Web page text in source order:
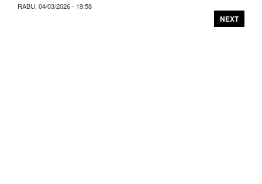
RABU, 04/03/2026 - 19:58
NEXT